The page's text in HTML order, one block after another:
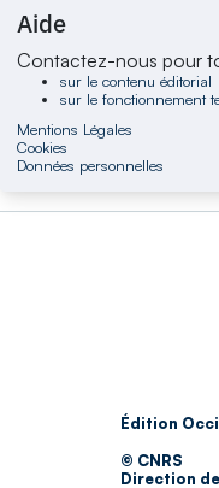
Aide
Contactez-nous pour
sur le contenu éditorial
sur le fonctionnement
Mentions Légales
Cookies
Données personnelles
Édition
© CNRS
Direction